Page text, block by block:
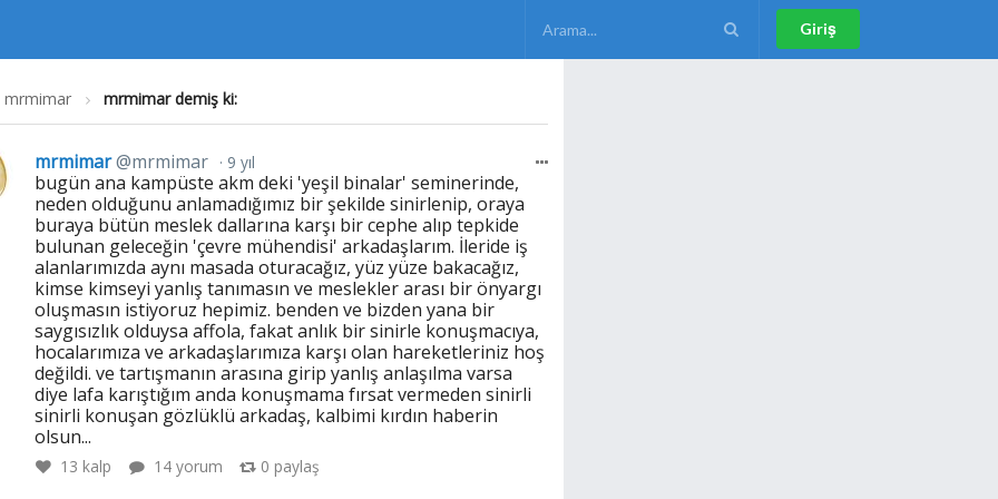
mrmimar mrmimar demiş ki:
mrmimar@mrmimar 9 yıl
bugün ana kampüste akm deki 'yeşil binalar' seminerinde,
neden olduğunu anlamadığımız bir şekilde sinirlenip, oraya
buraya bütün meslek dallarına karşı bir cephe alıp tepkide
bulunan geleceğin 'çevre mühendisi' arkadaşlarım. İleride iş
alanlarımızda aynı masada oturacağız, yüz yüze bakacağız,
kimse kimseyi yanlış tanımasın ve meslekler arası bir önyargı
oluşmasın istiyoruz hepimiz. benden ve bizden yana bir
saygısızlık olduysa affola, fakat anlık bir sinirle konuşmacıya,
hocalarımıza ve arkadaşlarımıza karşı olan hareketleriniz hoş
değildi. ve tartışmanın arasına girip yanlış anlaşılma varsa
diye lafa karıştığım anda konuşmama fırsat vermeden sinirli
sinirli konuşan gözlüklü arkadaş, kalbimi kırdın haberin
olsun...
13 kalp 14 yorum 0 paylaş
Giriş